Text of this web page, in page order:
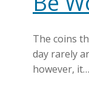
The coins
day rarely
however, it…